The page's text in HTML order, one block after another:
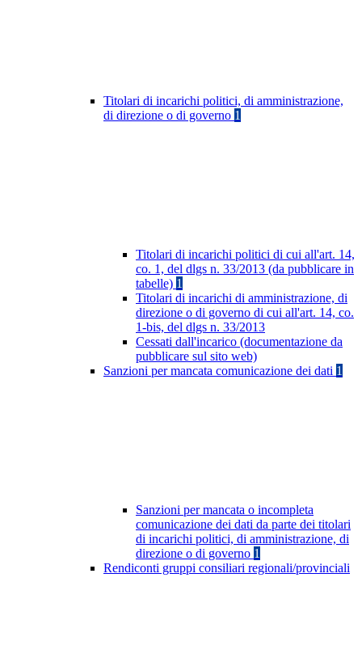
Titolari di incarichi politici, di amministrazione,
di direzione o di governo 1
Titolari di incarichi politici di cui all'art. 14,
co. 1, del dlgs n. 33/2013 (da pubblicare in
tabelle) 1
Titolari di incarichi di amministrazione, di
direzione o di governo di cui all'art. 14, co.
1-bis, del dlgs n. 33/2013
Cessati dall'incarico (documentazione da
pubblicare sul sito web)
Sanzioni per mancata comunicazione dei dati 1
Sanzioni per mancata o incompleta
comunicazione dei dati da parte dei titolari
di incarichi politici, di amministrazione, di
direzione o di governo 1
Rendiconti gruppi consiliari regionali/provinciali